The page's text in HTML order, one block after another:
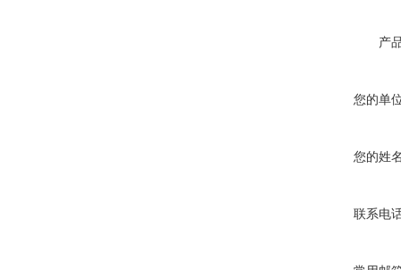
产
您的单
您的姓
联系电